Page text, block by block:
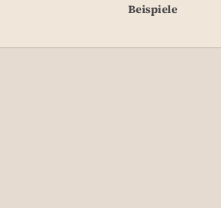
Beispiele